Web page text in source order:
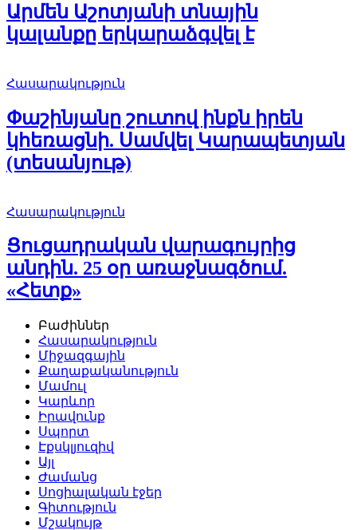
Արմեն Աշոտյանի տնային
կալանքը երկարաձգվել է
Հասարակություն
Փաշինյանը շուտով ինքն իրեն
կհեռացնի. Սամվել Կարապետյան
(տեսանյութ)
Հասարակություն
Ցուցադրական վարագույրից
անդին. 25 օր առաջնագծում.
«Հետք»
Բաժիններ
Հասարակություն
Միջազգային
Քաղաքականություն
Մամուլ
Կարևոր
Իրավունք
Սպորտ
Էքսկլյուզիվ
Այլ
Ժամանց
Սոցիալական էջեր
Գիտություն
Մշակույթ